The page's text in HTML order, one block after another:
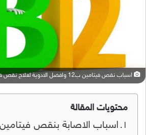
اسباب نقص فيتامين ب12 وافضل الادوية لعلاج نقص فيتامين ب12
محتويات المقالة
اسباب الاصابة بنقص فيتامين